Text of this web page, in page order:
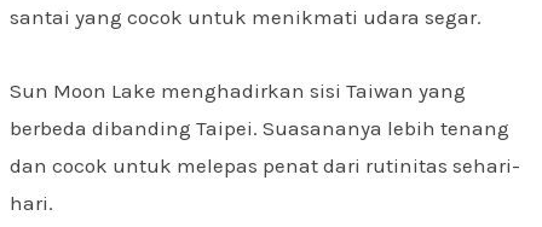
santai yang cocok untuk menikmati udara segar.
Sun Moon Lake menghadirkan sisi Taiwan yang
berbeda dibanding Taipei. Suasananya lebih tenang
dan cocok untuk melepas penat dari rutinitas sehari-
hari.